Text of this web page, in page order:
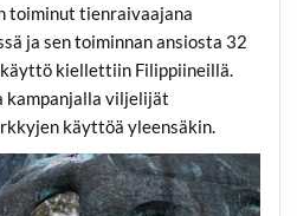
toiminut tienraivaajana
ja sen toiminnan ansiosta 32
kiellettiin Filippiineillä.
kampanjalla viljelijät
käyttöä yleensäkin.